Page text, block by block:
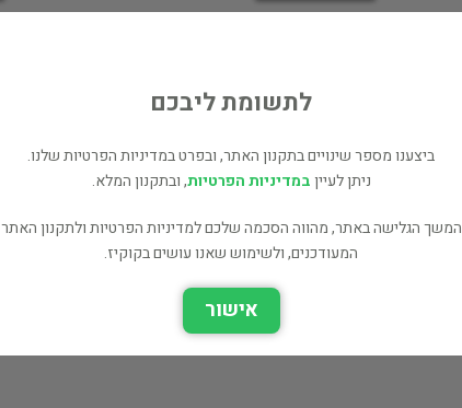
בלזק - ביוגרפיה
[הוצאת דביר, 1997]
60 ₪
רכישה ישירה
לתשומת ליבכם
ביצענו מספר שינויים בתקנון האתר, ובפרט במדיניות הפרטיות שלנו.
ניתן לעייןבמדיניות הפרטיות, ובתקנון המלא.
המשך הגלישה באתר, מהווה הסכמה שלכם למדיניות הפרטיות ולתקנון האתר
המעודכנים, ולשימוש שאנו עושים בקוקיז.
אישור